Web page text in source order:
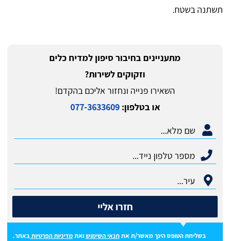
תשתנה בשטח.
מתעניינים בחיבור סיפון למדיח כלים
וזקוקים לשירות?
השאירו פנייה ונחזור אליכם בהקדם!
או בטלפון:077-3633609
חזרו אליי
בשליחת הטופס הינך מאשר/ת אתתנאי השימושואתמדיניות הפרטיות באתר.